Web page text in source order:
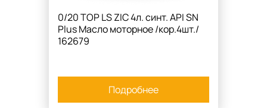
0/20 TOP LS ZIC 4л. синт. API SN
Plus Масло моторное /кор.4шт./
162679
Подробнее